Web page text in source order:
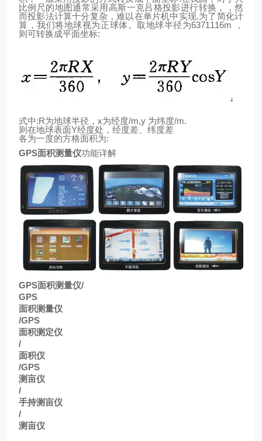
比例尺的地图通常采用高斯一克吕格投影进行转换，，然
而投影法计算十分复杂，难以在单片机中实现.为了简化计
算，我们将地球视为正球体。取地球半径为6371116m
，
则可转换成平面坐标:
式中:R为地球半径， x为经度/m,y 为纬度/m.
则 在地球表面Y经度处，经度差、纬度差
各为一度的方格面积为:
GPS面积测量仪功能详解
GPS面积测量仪/
GPS
面积测量仪
/GPS
面积测定仪
/
面积仪
/GPS
测亩仪
/
手持测亩仪
/
测亩仪